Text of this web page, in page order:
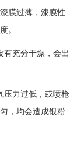
膜过薄，漆膜性
。
有充分干燥，会出
压力过低，或喷枪
，均会造成银粉